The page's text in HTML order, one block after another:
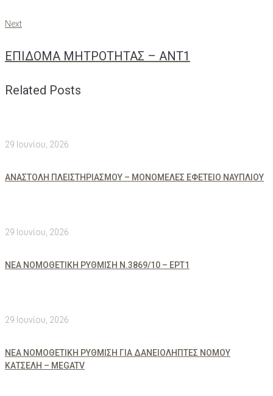
Next
Next
ΕΠΙΔΟΜΑ ΜΗΤΡΟΤΗΤΑΣ – ΑΝΤ1
Related Posts
29 Ιουνίου, 2026
ΑΝΑΣΤΟΛΗ ΠΛΕΙΣΤΗΡΙΑΣΜΟΥ – ΜΟΝΟΜΕΛΕΣ ΕΦΕΤΕΙΟ ΝΑΥΠΛΙΟΥ
29 Ιουνίου, 2026
ΝΕΑ ΝΟΜΟΘΕΤΙΚΗ ΡΥΘΜΙΣΗ Ν.3869/10 – ΕΡΤ1
29 Ιουνίου, 2026
ΝΕΑ ΝΟΜΟΘΕΤΙΚΗ ΡΥΘΜΙΣΗ ΓΙΑ ΔΑΝΕΙΟΛΗΠΤΕΣ ΝΟΜΟΥ
ΚΑΤΣΕΛΗ – MEGATV